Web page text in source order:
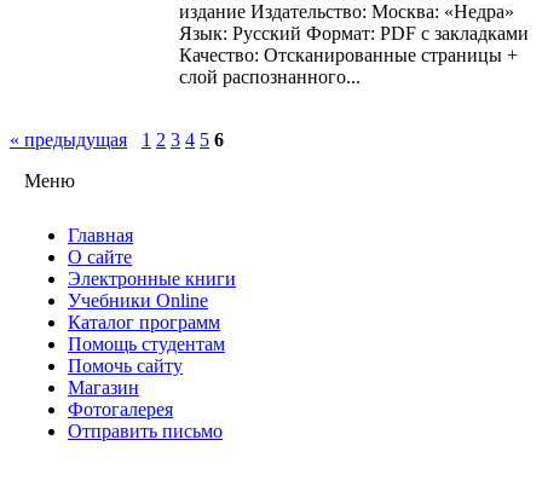
издание Издательство: Москва: «Недра»
Язык: Русский Формат: PDF с закладками
Качество: Отсканированные страницы +
слой распознанного...
« предыдущая 1 2 3 4 5 6
Меню
Главная
О сайте
Электронные книги
Учебники Online
Каталог программ
Помощь студентам
Помочь сайту
Магазин
Фотогалерея
Отправить письмо